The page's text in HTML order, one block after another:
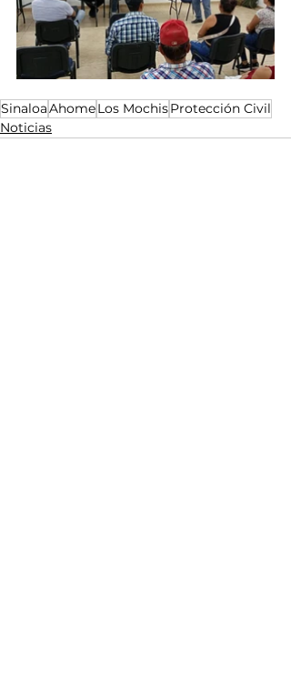
SinaloaAhomeLos MochisProtección Civil
Noticias